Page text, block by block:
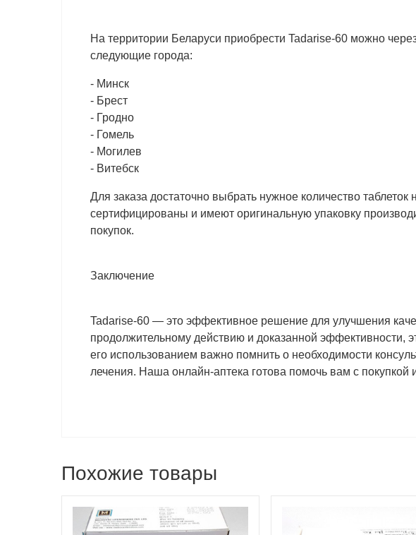
На территории Беларуси приобрести Tadarise-60 можно
следующие города:
- Минск
- Брест
- Гродно
- Гомель
- Могилев
- Витебск
Для заказа достаточно выбрать нужное количество
сертифицированы и имеют оригинальную упаковку
покупок.
Заключение
Tadarise-60 — это эффективное решение для улучшения
продолжительному действию и доказанной эффективности,
его использованием важно помнить о необходимости
лечения. Наша онлайн-аптека готова помочь вам с
Похожие товары